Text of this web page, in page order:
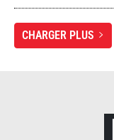
CHARGER PLUS